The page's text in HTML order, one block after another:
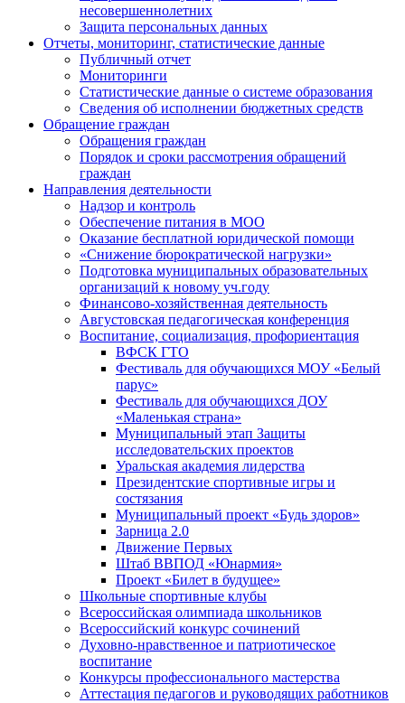
несовершеннолетних
Защита персональных данных
Отчеты, мониторинг, статистические данные
Публичный отчет
Мониторинги
Статистические данные о системе образования
Сведения об исполнении бюджетных средств
Обращение граждан
Обращения граждан
Порядок и сроки рассмотрения обращений
граждан
Направления деятельности
Надзор и контроль
Обеспечение питания в МОО
Оказание бесплатной юридической помощи
«Снижение бюрократической нагрузки»
Подготовка муниципальных образовательных
организаций к новому уч.году
Финансово-хозяйственная деятельность
Августовская педагогическая конференция
Воспитание, социализация, профориентация
ВФСК ГТО
Фестиваль для обучающихся МОУ «Белый
парус»
Фестиваль для обучающихся ДОУ
«Маленькая страна»
Муниципальный этап Защиты
исследовательских проектов
Уральская академия лидерства
Президентские спортивные игры и
состязания
Муниципальный проект «Будь здоров»
Зарница 2.0
Движение Первых
Штаб ВВПОД «Юнармия»
Проект «Билет в будущее»
Школьные спортивные клубы
Всероссийская олимпиада школьников
Всероссийский конкурс сочинений
Духовно-нравственное и патриотическое
воспитание
Конкурсы профессионального мастерства
Аттестация педагогов и руководящих работников